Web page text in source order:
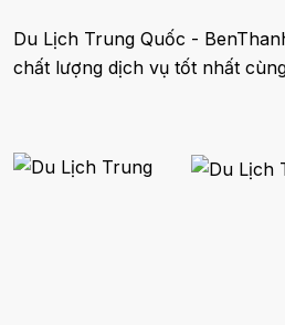
Du Lịch Trung Quốc -
chất lượng dịch vụ tốt nhất